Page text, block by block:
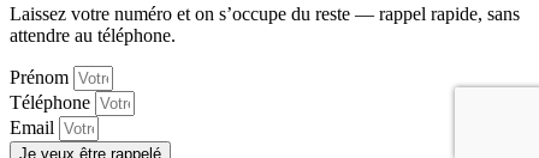
Laissez votre numéro et on s’occupe du reste — rappel rapide, sans
attendre au téléphone.
Prénom
Téléphone
Email
Je veux être rappelé